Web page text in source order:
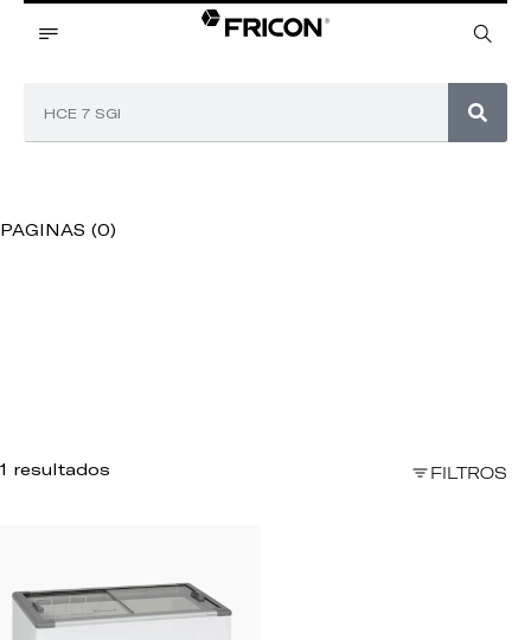
PAGINAS (0)
1 resultados FILTROS